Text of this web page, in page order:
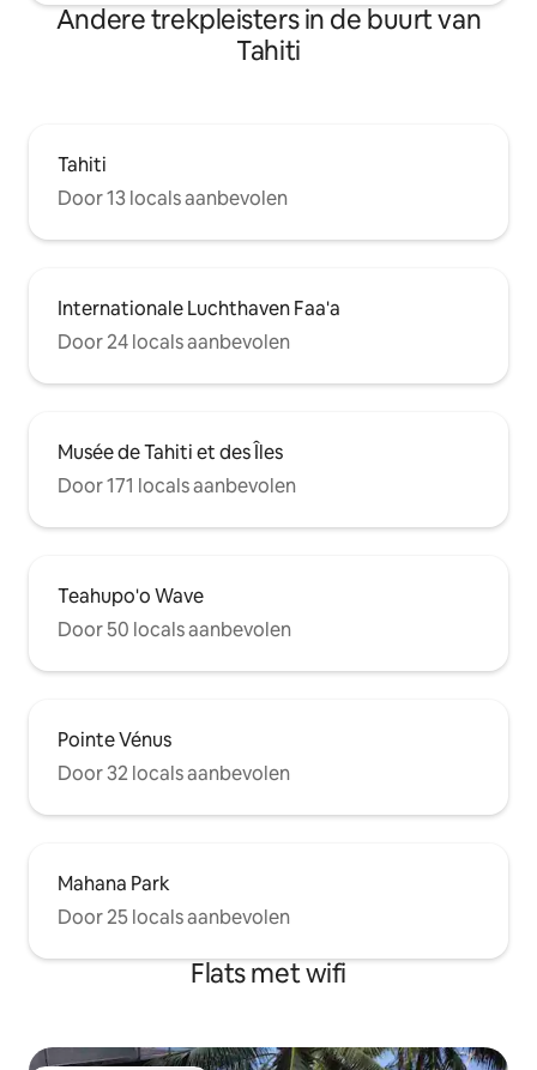
Andere trekpleisters in de buurt van
Tahiti
Tahiti
Door 13 locals aanbevolen
Internationale Luchthaven Faa'a
Door 24 locals aanbevolen
Musée de Tahiti et des Îles
Door 171 locals aanbevolen
Teahupo'o Wave
Door 50 locals aanbevolen
Pointe Vénus
Door 32 locals aanbevolen
Mahana Park
Door 25 locals aanbevolen
Flats met wifi